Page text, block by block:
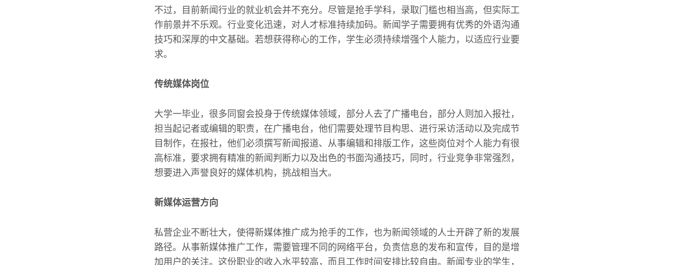
不过，目前新闻行业的就业机会并不充分。尽管是抢手学科，录取门槛也相当高，但实际工
作前景并不乐观。行业变化迅速，对人才标准持续加码。新闻学子需要拥有优秀的外语沟通
技巧和深厚的中文基础。若想获得称心的工作，学生必须持续增强个人能力，以适应行业要
求。
传统媒体岗位
大学一毕业，很多同窗会投身于传统媒体领域，部分人去了广播电台，部分人则加入报社，
担当起记者或编辑的职责，在广播电台，他们需要处理节目构思、进行采访活动以及完成节
目制作，在报社，他们必须撰写新闻报道、从事编辑和排版工作，这些岗位对个人能力有很
高标准，要求拥有精准的新闻判断力以及出色的书面沟通技巧，同时，行业竞争非常强烈，
想要进入声誉良好的媒体机构，挑战相当大。
新媒体运营方向
私营企业不断壮大，使得新媒体推广成为抢手的工作，也为新闻领域的人士开辟了新的发展
路径。从事新媒体推广工作，需要管理不同的网络平台，负责信息的发布和宣传，目的是增
加用户的关注。这份职业的收入水平较高，而且工作时间安排比较自由。新闻专业的学生，